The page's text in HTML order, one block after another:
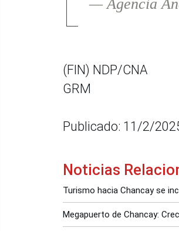
— Agencia
(FIN) NDP/CNA
GRM
Publicado: 11/2/
Noticias
Turismo hacia Chancay se
Megapuerto de Chancay: